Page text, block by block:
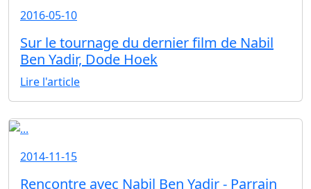
2016-05-10
Sur le tournage du dernier film de Nabil
Ben Yadir, Dode Hoek
Lire l'article
2014-11-15
Rencontre avec Nabil Ben Yadir - Parrain